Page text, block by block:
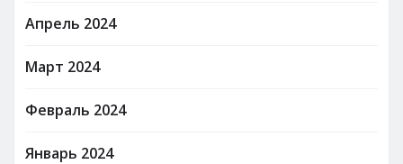
Апрель 2024
Март 2024
Февраль 2024
Январь 2024